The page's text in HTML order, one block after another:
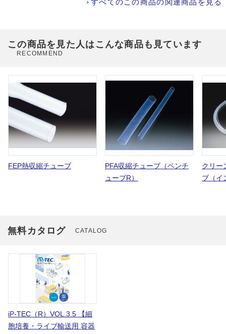
この商品を見た人はこんな商品も見ています
RECOMMEND
FEP熱収縮チューブ
PFA収縮チューブ（ペンチ
ューブR）
クリー
ブ（イ
無料カタログ CATALOG
iP-TEC（R）VOL.3.5 【細
胞培養・ライブ輸送用 容器